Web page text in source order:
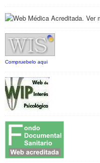
Compruebelo aqui